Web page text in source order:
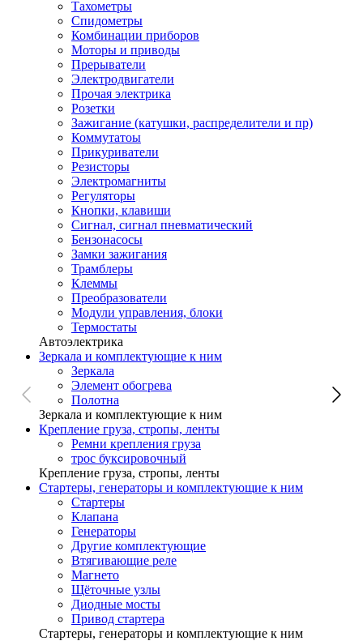
Тахометры
Спидометры
Комбинации приборов
Моторы и приводы
Прерыватели
Электродвигатели
Прочая электрика
Розетки
Зажигание (катушки, распределители и пр)
Коммутатоы
Прикуриватели
Резисторы
Электромагниты
Регуляторы
Кнопки, клавиши
Сигнал, сигнал пневматический
Бензонасосы
Замки зажигания
Трамблеры
Клеммы
Преобразователи
Модули управления, блоки
Термостаты
Автоэлектрика
Зеркала и комплектующие к ним
Зеркала
Элемент обогрева
Полотна
Зеркала и комплектующие к ним
Крепление груза, стропы, ленты
Ремни крепления груза
трос буксировочный
Крепление груза, стропы, ленты
Стартеры, генераторы и комплектующие к ним
Стартеры
Клапана
Генераторы
Другие комплектующие
Втягивающие реле
Магнето
Щёточные узлы
Диодные мосты
Привод стартера
Стартеры, генераторы и комплектующие к ним